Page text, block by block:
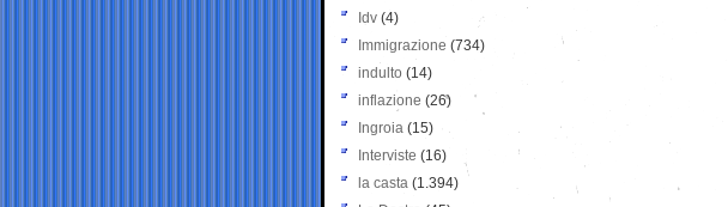
Idv (4)
Immigrazione (734)
indulto (14)
inflazione (26)
Ingroia (15)
Interviste (16)
la casta (1.394)